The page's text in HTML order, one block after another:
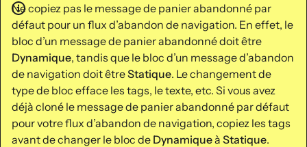
Ne copiez pas le message de panier abandonné par
défaut pour un flux d’abandon de navigation. En effet, le
bloc d’un message de panier abandonné doit être
Dynamique, tandis que le bloc d’un message d’abandon
de navigation doit êtreStatique. Le changement de
type de bloc efface les tags, le texte, etc. Si vous avez
déjà cloné le message de panier abandonné par défaut
pour votre flux d’abandon de navigation, copiez les tags
avant de changer le bloc de Dynamiqueà Statique.